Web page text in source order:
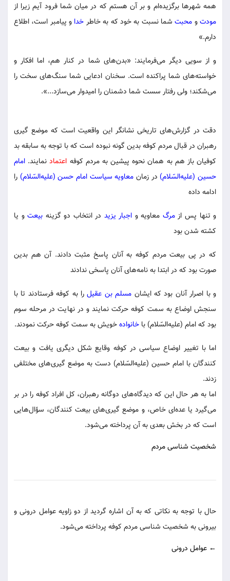
همه شهرها برگزیده‌ام و بر آن هستم که در میان شما فرود آیم زیرا از
مودتو محبتشما نسبت به خود که به خاطر خدا و پیامبر است، اطلاع
دارم.»
و از سویی دیگر می‌فرمایند: «بدن‌های شما در کنار هم، اما افکار و
خواسته‌های شما پراکنده است. سخنان ادعایی شما سنگ‌های سخت را
می‌شکند؛ ولی رفتار سست شما دشمنان را امیدوار می‌سازد...».
دقت در گزارش‌های تاریخی نشانگر این واقعیت است که موضع گیری
رهبران در قبال مردم کوفه بدین گونه نبوده است که با توجه به سابقه بد
کوفیان باز هم به همان نحوه پیشین به مردم کوفه اعتمادنمایند. امام
حسین (علیه‌السّلام) در زمان معاویه سیاست امام حسن (علیه‌السّلام) را
ادامه داده
و تنها پس ازمرگ معاویه و اجبار یزید در انتخاب دو گزینه بیعتو یا
کشته شدن بود
که در پی بیعت مردم کوفه به آنان پاسخ مثبت دادند. آن هم بدین
صورت بود که در ابتدا به نامه‌های آنان پاسخی ندادند
و با اصرار آنان بود که ایشان مسلم بن عقیلرا به کوفه فرستادند تا با
سنجش اوضاع به سمت کوفه حرکت نمایند و در نهایت در مرحله سوم
بود که امام (علیه‌السّلام) با خانوادهخویش به سمت کوفه حرکت نمودند.
اما با تغییر اوضاع سیاسی در کوفه وقایع شکل دیگری یافت و بیعت
کنندگان با امام حسین (علیه‌السّلام) دست به موضع گیری‌های مختلفی
زدند.
اما به هر حال این که دیدگاه‌های دوگانه رهبران، کل افراد کوفه را در بر
می‌گیرد یا عده‌ای خاص، و موضع گیری‌های بیعت کنندگان، سؤال‌هایی
است که در بخش بعدی به آن پرداخته می‌شود.
شخصیت شناسی مردم
حال با توجه به نکاتی که به آن اشاره گردید از دو زاویه عوامل درونی و
بیرونی به شخصیت شناسی مردم کوفه پرداخته می‌شود.
← عوامل درونی